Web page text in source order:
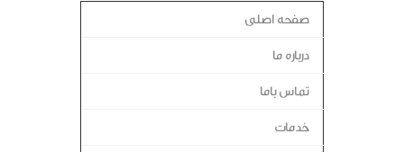
صفحه اصلی
درباره ما
تماس باما
خدمات